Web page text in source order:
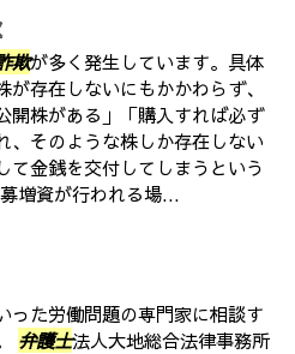
欺が多く発生しています。具体
存在しないにもかかわらず、
開株がある」「購入すれば必ず
、そのような株しか存在しない
て金銭を交付してしまうという
増資が行われる場...
った労働問題の専門家に相談す
弁護士法人大地総合法律事務所